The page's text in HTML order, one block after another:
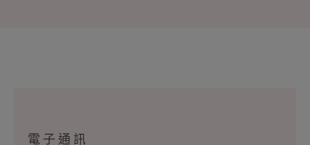
電子通訊